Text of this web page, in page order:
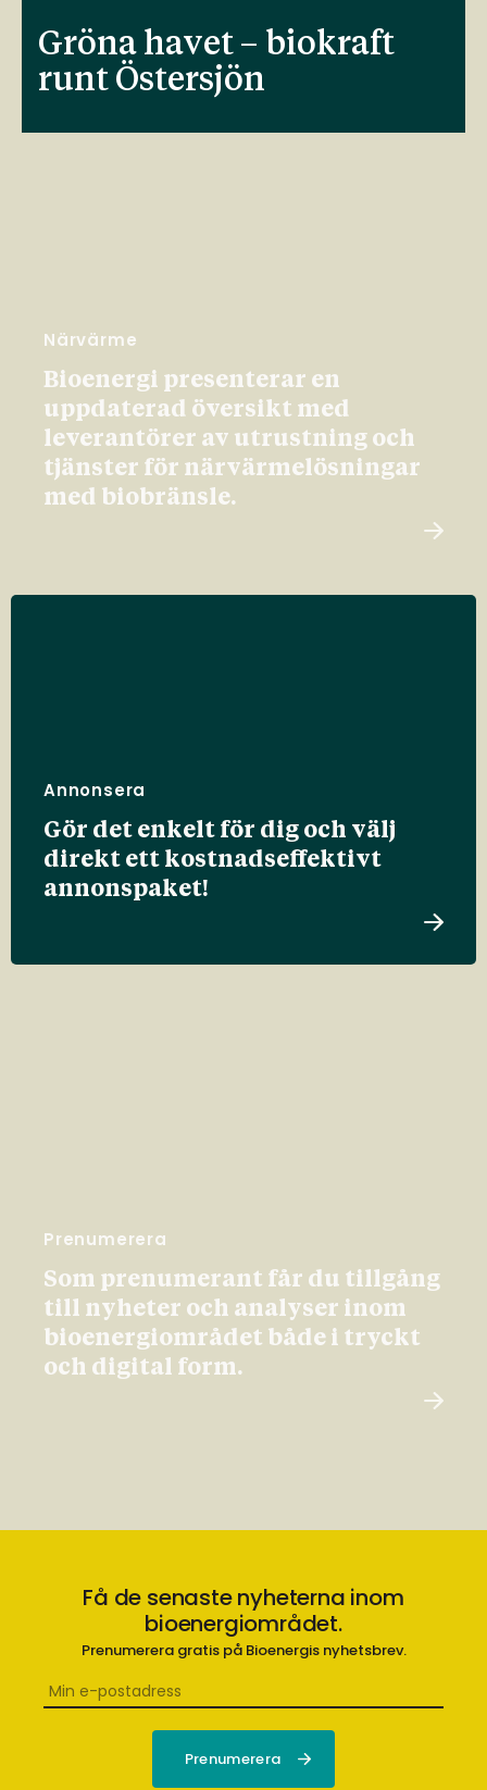
Gröna havet – biokraft
runt Östersjön
Närvärme
Bioenergi presenterar en
uppdaterad översikt med
leverantörer av utrustning och
tjänster för närvärmelösningar
med biobränsle.
Annonsera
Gör det enkelt för dig och välj
direkt ett kostnadseffektivt
annonspaket!
Prenumerera
Som prenumerant får du tillgång
till nyheter och analyser inom
bioenergiområdet både i tryckt
och digital form.
Få de senaste nyheterna inom
bioenergiområdet.
Prenumerera gratis på Bioenergis nyhetsbrev.